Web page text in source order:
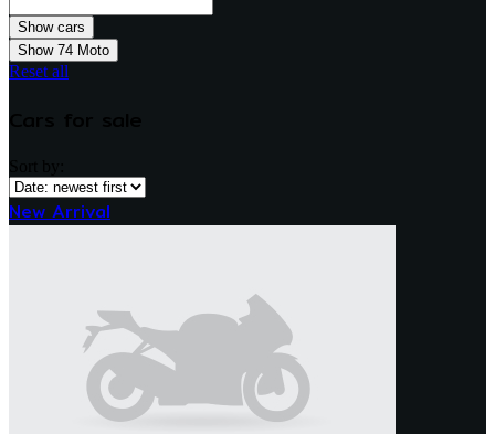
Show 74 Moto
Reset all
New Arrival